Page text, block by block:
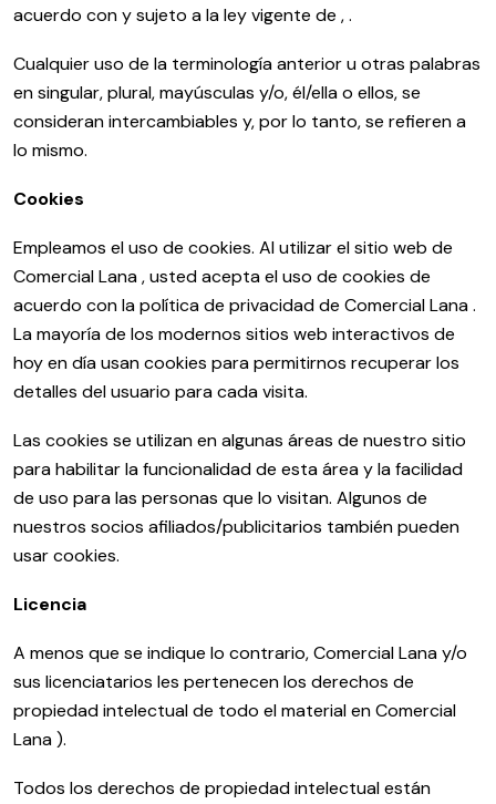
acuerdo con y sujeto a la ley vigente de , .
Cualquier uso de la terminología anterior u otras palabras
en singular, plural, mayúsculas y/o, él/ella o ellos, se
consideran intercambiables y, por lo tanto, se refieren a
lo mismo.
Cookies
Empleamos el uso de cookies. Al utilizar el sitio web de
Comercial Lana , usted acepta el uso de cookies de
acuerdo con la política de privacidad de Comercial Lana .
La mayoría de los modernos sitios web interactivos de
hoy en día usan cookies para permitirnos recuperar los
detalles del usuario para cada visita.
Las cookies se utilizan en algunas áreas de nuestro sitio
para habilitar la funcionalidad de esta área y la facilidad
de uso para las personas que lo visitan. Algunos de
nuestros socios afiliados/publicitarios también pueden
usar cookies.
Licencia
A menos que se indique lo contrario, Comercial Lana y/o
sus licenciatarios les pertenecen los derechos de
propiedad intelectual de todo el material en Comercial
Lana ).
Todos los derechos de propiedad intelectual están